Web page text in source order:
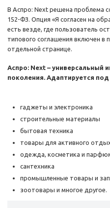
В Аспро: Next решена проблема
152-ФЗ. Опция «Я согласен на
есть везде, где пользователь
типового соглашения включен в
отдельной странице.
Аспро: Next – универсальный
поколения. Адаптируется
гаджеты и электроника
строительные материалы
бытовая техника
товары для активного
одежда, косметика и
сантехника
промышленные товары и
зоотовары и многое другое.